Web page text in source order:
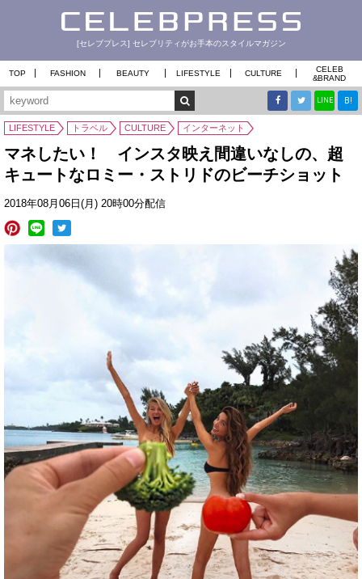
[セレブプレス] セレブリティがお手本のスタイルマガジン
TOP FASHION BEAUTY LIFESTYLE CULTURE
CELEB
&BRAND
LINE B!
LIFESTYLE トラベル CULTURE インターネット
マネしたい！ インスタ映え間違いなしの、超
キュートなロミー・ストリドのビーチショット
2018年08月06日(月) 20時00分配信